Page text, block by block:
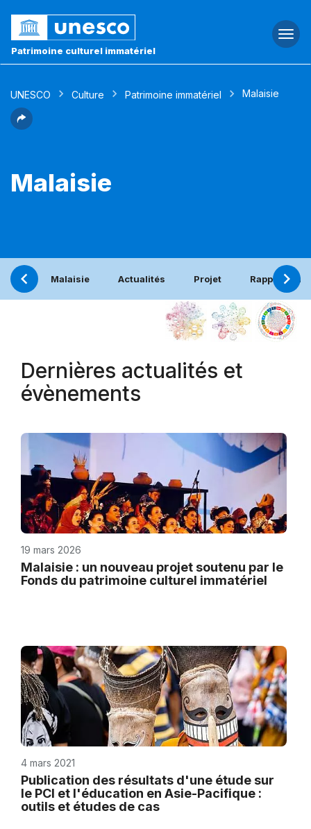
Patrimoine culturel immatériel
UNESCO Culture Patrimoine immatériel Malaisie
Malaisie
Malaisie Actualités Projet Rapport
Dernières actualités et
évènements
19 mars 2026
Malaisie : un nouveau projet soutenu par le
Fonds du patrimoine culturel immatériel
4 mars 2021
Publication des résultats d'une étude sur
le PCI et l'éducation en Asie-Pacifique :
outils et études de cas